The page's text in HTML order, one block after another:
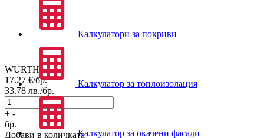
WÜRTH
17.27 €/бр.
33.78 лв./бр.
+ -
бр.
Добави в количката
Калкулатори за покриви
Калкулатор за топлоизолация
Калкулатор за окачени фасади